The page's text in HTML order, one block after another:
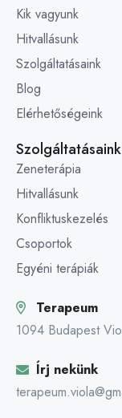
Kik vagyunk
Hitvallásunk
Szolgáltatásaink
Blog
Elérhetőségeink
Szolgáltatásaink
Zeneterápia
Hitvallásunk
Konfliktuskezelés
Csoportok
Egyéni terápiák
Terapeum
1094 Budapest
Írj nekünk